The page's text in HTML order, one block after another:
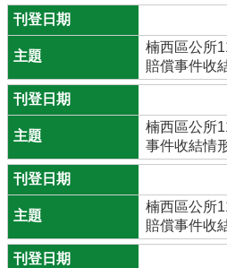
楠西區公所
賠償事件收
楠西區公所
事件收結情
楠西區公所
賠償事件收